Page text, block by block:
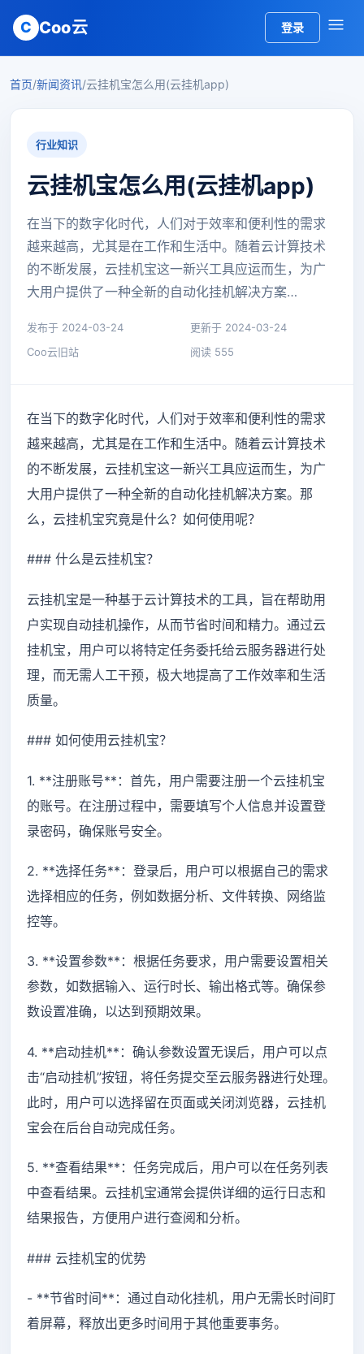
C Coo云 登录
首页/新闻资讯/云挂机宝怎么用(云挂机app)
行业知识
云挂机宝怎么用(云挂机app)
在当下的数字化时代，人们对于效率和便利性的需求
越来越高，尤其是在工作和生活中。随着云计算技术
的不断发展，云挂机宝这一新兴工具应运而生，为广
大用户提供了一种全新的自动化挂机解决方案…
发布于 2024-03-24
更新于 2024-03-24
Coo云旧站
阅读 555
在当下的数字化时代，人们对于效率和便利性的需求
越来越高，尤其是在工作和生活中。随着云计算技术
的不断发展，云挂机宝这一新兴工具应运而生，为广
大用户提供了一种全新的自动化挂机解决方案。那
么，云挂机宝究竟是什么？如何使用呢？
### 什么是云挂机宝？
云挂机宝是一种基于云计算技术的工具，旨在帮助用
户实现自动挂机操作，从而节省时间和精力。通过云
挂机宝，用户可以将特定任务委托给云服务器进行处
理，而无需人工干预，极大地提高了工作效率和生活
质量。
### 如何使用云挂机宝？
1. **注册账号**：首先，用户需要注册一个云挂机宝
的账号。在注册过程中，需要填写个人信息并设置登
录密码，确保账号安全。
2. **选择任务**：登录后，用户可以根据自己的需求
选择相应的任务，例如数据分析、文件转换、网络监
控等。
3. **设置参数**：根据任务要求，用户需要设置相关
参数，如数据输入、运行时长、输出格式等。确保参
数设置准确，以达到预期效果。
4. **启动挂机**：确认参数设置无误后，用户可以点
击“启动挂机”按钮，将任务提交至云服务器进行处理。
此时，用户可以选择留在页面或关闭浏览器，云挂机
宝会在后台自动完成任务。
5. **查看结果**：任务完成后，用户可以在任务列表
中查看结果。云挂机宝通常会提供详细的运行日志和
结果报告，方便用户进行查阅和分析。
### 云挂机宝的优势
- **节省时间**：通过自动化挂机，用户无需长时间盯
着屏幕，释放出更多时间用于其他重要事务。